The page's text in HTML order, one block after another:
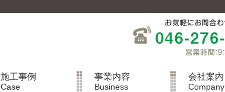
施工事例
Case
事業内容
Business
会社案内
Company